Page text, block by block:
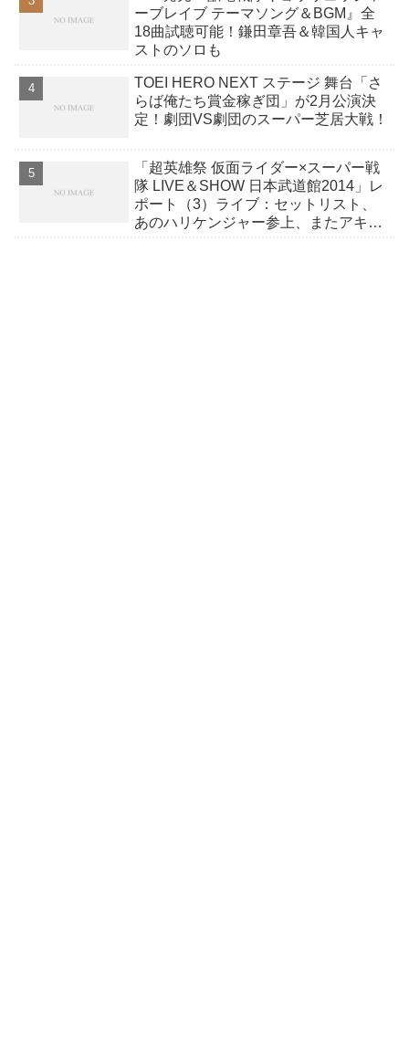
ーブレイブ テーマソング＆BGM』全
18曲試聴可能！鎌田章吾＆韓国人キャ
ストのソロも
TOEI HERO NEXT ステージ 舞台「さ
らば俺たち賞金稼ぎ団」が2月公演決
定！劇団VS劇団のスーパー芝居大戦！
「超英雄祭 仮面ライダー×スーパー戦
隊 LIVE＆SHOW 日本武道館2014」レ
ポート（3）ライブ：セットリスト、
あのハリケンジャー参上、またアキバ